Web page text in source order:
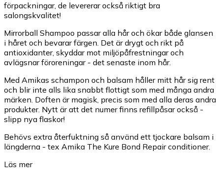
förpackningar, de levererar också riktigt bra
salongskvalitet!
Mirrorball Shampoo passar alla hår och ökar både glansen
i håret och bevarar färgen. Det är drygt och rikt på
antioxidanter, skyddar mot miljöpåfrestningar och
avlägsnar föroreningar - det senaste inom hår.
Med Amikas schampon och balsam håller mitt hår sig rent
och blir inte alls lika snabbt flottigt som med många andra
märken. Doften är magisk, precis som med alla deras andra
produkter. Nytt är att det numer finns refillpåsar också -
slipp nya flaskor!
Behövs extra återfuktning så använd ett tjockare balsam i
längderna - tex Amika The Kure Bond Repair conditioner.
Läs mer